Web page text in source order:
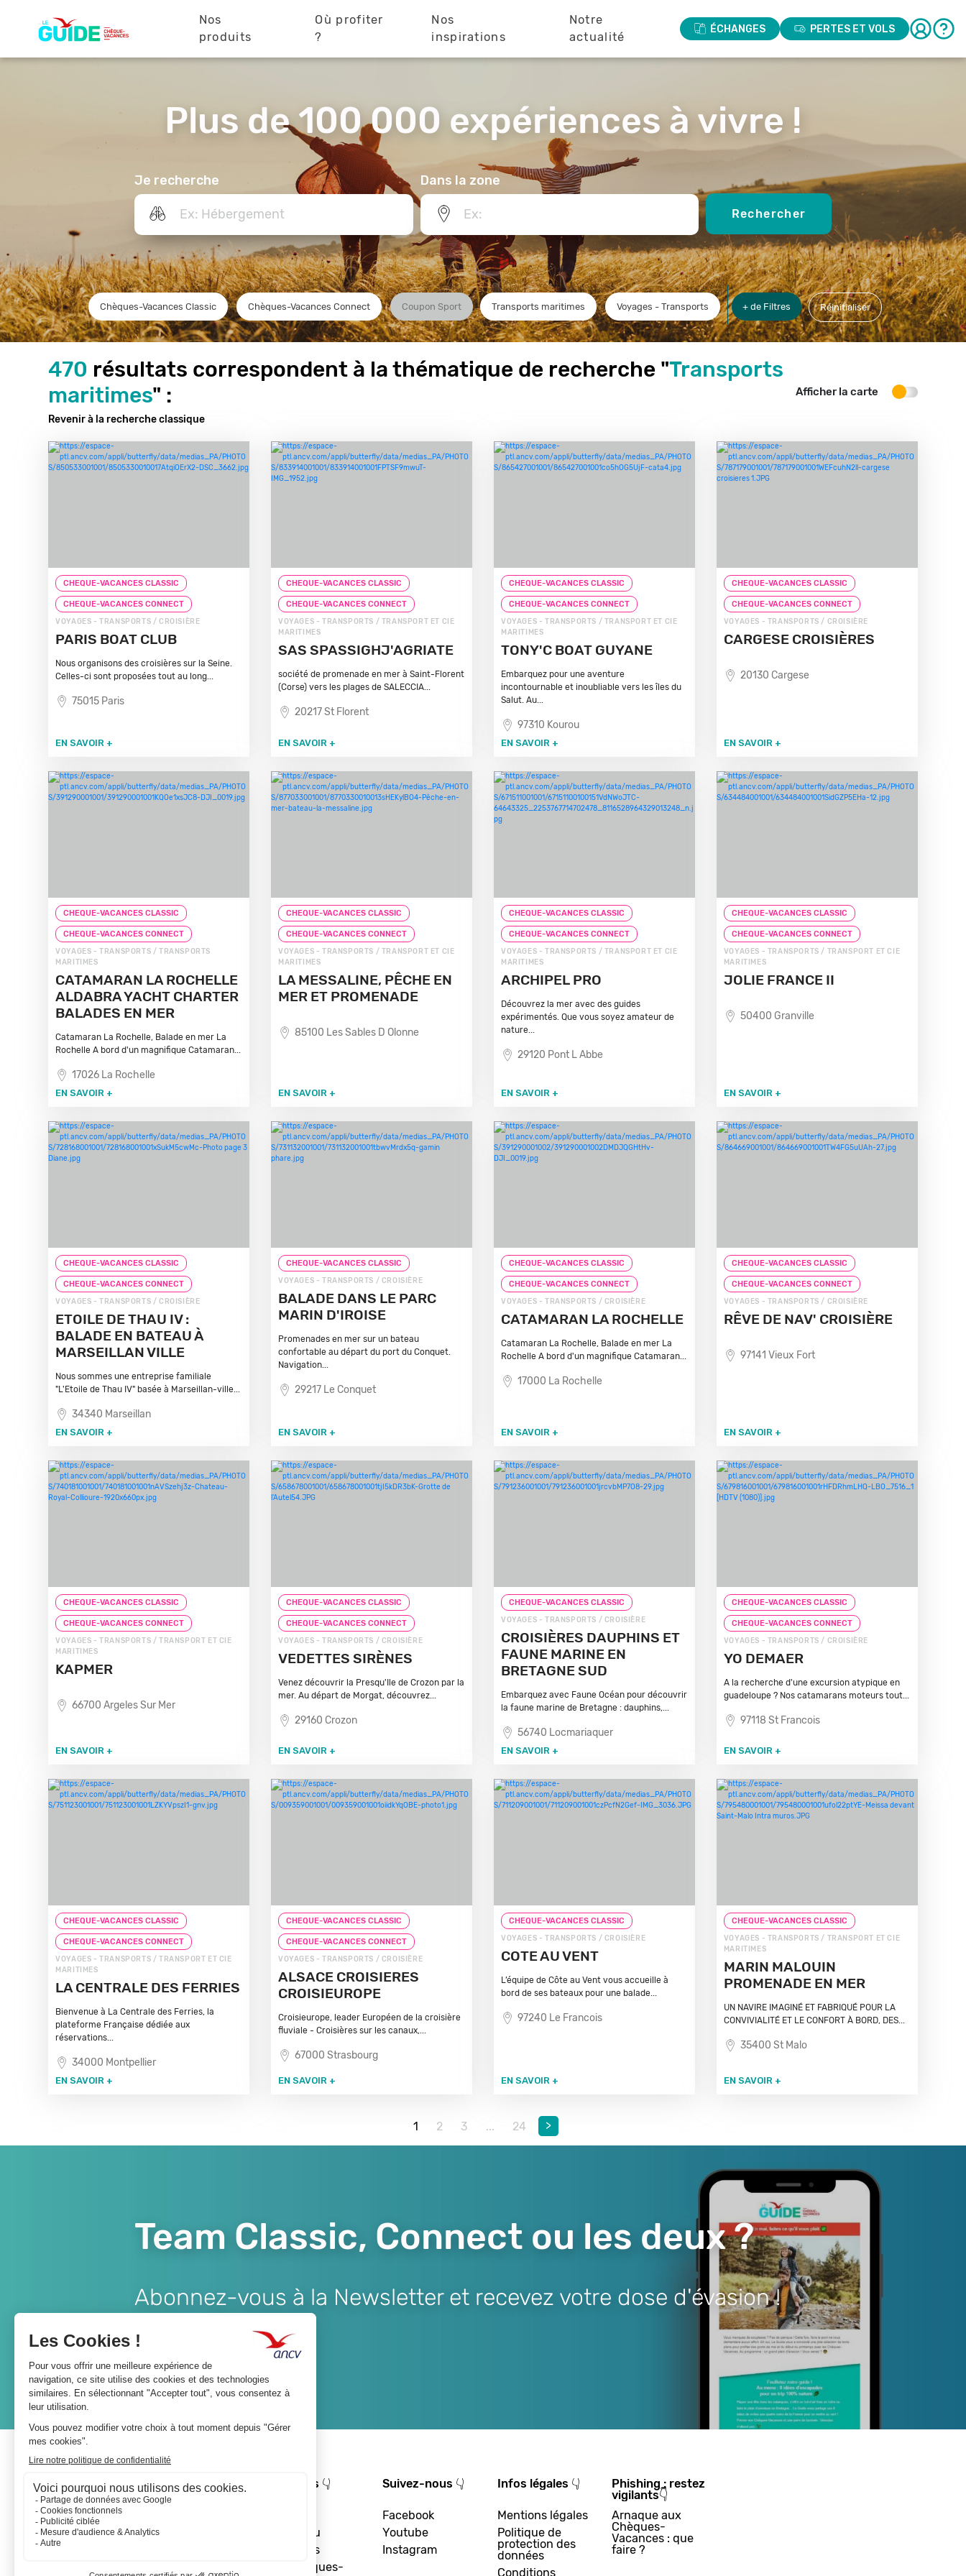
principale
Nos
produits
Où profiter
?
Nos
inspirations
Notre
actualité
ÉCHANGES PERTES ET VOLS
Plus de 100 000 expériences à vivre !
Je recherche Dans la zone
Rechercher
Chèques-Vacances Classic Chèques-Vacances Connect Coupon Sport Transports maritimes Voyages - Transports + de Filtres Réinitialiser
470 résultats correspondent à la thématique de recherche "Transports
maritimes" :
Revenir à la recherche classique
Afficher la carte
CHEQUE-VACANCES CLASSIC
CHEQUE-VACANCES CONNECT
VOYAGES - TRANSPORTS / CROISIÈRE
PARIS BOAT CLUB
Nous organisons des croisières sur la Seine.
Celles-ci sont proposées tout au long...
75015 Paris
EN SAVOIR +
CHEQUE-VACANCES CLASSIC
CHEQUE-VACANCES CONNECT
VOYAGES - TRANSPORTS / TRANSPORT ET CIE
MARITIMES
SAS SPASSIGHJ'AGRIATE
société de promenade en mer à Saint-Florent
(Corse) vers les plages de SALECCIA...
20217 St Florent
EN SAVOIR +
CHEQUE-VACANCES CLASSIC
CHEQUE-VACANCES CONNECT
VOYAGES - TRANSPORTS / TRANSPORT ET CIE
MARITIMES
TONY'C BOAT GUYANE
Embarquez pour une aventure
incontournable et inoubliable vers les îles du
Salut. Au...
97310 Kourou
EN SAVOIR +
CHEQUE-VACANCES CLASSIC
CHEQUE-VACANCES CONNECT
VOYAGES - TRANSPORTS / CROISIÈRE
CARGESE CROISIÈRES
20130 Cargese
EN SAVOIR +
CHEQUE-VACANCES CLASSIC
CHEQUE-VACANCES CONNECT
VOYAGES - TRANSPORTS / TRANSPORTS
MARITIMES
CATAMARAN LA ROCHELLE
ALDABRA YACHT CHARTER
BALADES EN MER
Catamaran La Rochelle, Balade en mer La
Rochelle A bord d'un magnifique Catamaran...
17026 La Rochelle
EN SAVOIR +
CHEQUE-VACANCES CLASSIC
CHEQUE-VACANCES CONNECT
VOYAGES - TRANSPORTS / TRANSPORT ET CIE
MARITIMES
LA MESSALINE, PÊCHE EN
MER ET PROMENADE
85100 Les Sables D Olonne
EN SAVOIR +
CHEQUE-VACANCES CLASSIC
CHEQUE-VACANCES CONNECT
VOYAGES - TRANSPORTS / TRANSPORT ET CIE
MARITIMES
ARCHIPEL PRO
Découvrez la mer avec des guides
expérimentés. Que vous soyez amateur de
nature...
29120 Pont L Abbe
EN SAVOIR +
CHEQUE-VACANCES CLASSIC
CHEQUE-VACANCES CONNECT
VOYAGES - TRANSPORTS / TRANSPORT ET CIE
MARITIMES
JOLIE FRANCE II
50400 Granville
EN SAVOIR +
CHEQUE-VACANCES CLASSIC
CHEQUE-VACANCES CONNECT
VOYAGES - TRANSPORTS / CROISIÈRE
ETOILE DE THAU IV :
BALADE EN BATEAU À
MARSEILLAN VILLE
Nous sommes une entreprise familiale
"L'Etoile de Thau IV" basée à Marseillan-ville...
34340 Marseillan
EN SAVOIR +
CHEQUE-VACANCES CLASSIC
VOYAGES - TRANSPORTS / CROISIÈRE
BALADE DANS LE PARC
MARIN D'IROISE
Promenades en mer sur un bateau
confortable au départ du port du Conquet.
Navigation...
29217 Le Conquet
EN SAVOIR +
CHEQUE-VACANCES CLASSIC
CHEQUE-VACANCES CONNECT
VOYAGES - TRANSPORTS / CROISIÈRE
CATAMARAN LA ROCHELLE
Catamaran La Rochelle, Balade en mer La
Rochelle A bord d'un magnifique Catamaran...
17000 La Rochelle
EN SAVOIR +
CHEQUE-VACANCES CLASSIC
CHEQUE-VACANCES CONNECT
VOYAGES - TRANSPORTS / CROISIÈRE
RÊVE DE NAV' CROISIÈRE
97141 Vieux Fort
EN SAVOIR +
CHEQUE-VACANCES CLASSIC
CHEQUE-VACANCES CONNECT
VOYAGES - TRANSPORTS / TRANSPORT ET CIE
MARITIMES
KAPMER
66700 Argeles Sur Mer
EN SAVOIR +
CHEQUE-VACANCES CLASSIC
CHEQUE-VACANCES CONNECT
VOYAGES - TRANSPORTS / CROISIÈRE
VEDETTES SIRÈNES
Venez découvrir la Presqu'Ile de Crozon par la
mer. Au départ de Morgat, découvrez...
29160 Crozon
EN SAVOIR +
CHEQUE-VACANCES CLASSIC
VOYAGES - TRANSPORTS / CROISIÈRE
CROISIÈRES DAUPHINS ET
FAUNE MARINE EN
BRETAGNE SUD
Embarquez avec Faune Océan pour découvrir
la faune marine de Bretagne : dauphins,...
56740 Locmariaquer
EN SAVOIR +
CHEQUE-VACANCES CLASSIC
CHEQUE-VACANCES CONNECT
VOYAGES - TRANSPORTS / CROISIÈRE
YO DEMAER
A la recherche d'une excursion atypique en
guadeloupe ? Nos catamarans moteurs tout...
97118 St Francois
EN SAVOIR +
CHEQUE-VACANCES CLASSIC
CHEQUE-VACANCES CONNECT
VOYAGES - TRANSPORTS / TRANSPORT ET CIE
MARITIMES
LA CENTRALE DES FERRIES
Bienvenue à La Centrale des Ferries, la
plateforme Française dédiée aux
réservations...
34000 Montpellier
EN SAVOIR +
CHEQUE-VACANCES CLASSIC
CHEQUE-VACANCES CONNECT
VOYAGES - TRANSPORTS / CROISIÈRE
ALSACE CROISIERES
CROISIEUROPE
Croisieurope, leader Européen de la croisière
fluviale - Croisières sur les canaux,...
67000 Strasbourg
EN SAVOIR +
CHEQUE-VACANCES CLASSIC
VOYAGES - TRANSPORTS / CROISIÈRE
COTE AU VENT
L’équipe de Côte au Vent vous accueille à
bord de ses bateaux pour une balade...
97240 Le Francois
EN SAVOIR +
CHEQUE-VACANCES CLASSIC
VOYAGES - TRANSPORTS / TRANSPORT ET CIE
MARITIMES
MARIN MALOUIN
PROMENADE EN MER
UN NAVIRE IMAGINÉ ET FABRIQUÉ POUR LA
CONVIVIALITÉ ET LE CONFORT À BORD, DES...
35400 St Malo
EN SAVOIR +
1 2 3 ... 24 >
Team Classic, Connect ou les deux ?
Abonnez-vous à la Newsletter et recevez votre dose d'évasion !
A propos 👇
Le réseau
Les actus
Les Chèques-
Suivez-nous 👇
Facebook
Youtube
Instagram
Infos légales 👇
Mentions légales
Politique de
protection des
données
Conditions
Phishing : restez
vigilants👇
Arnaque aux
Chèques-
Vacances : que
faire ?